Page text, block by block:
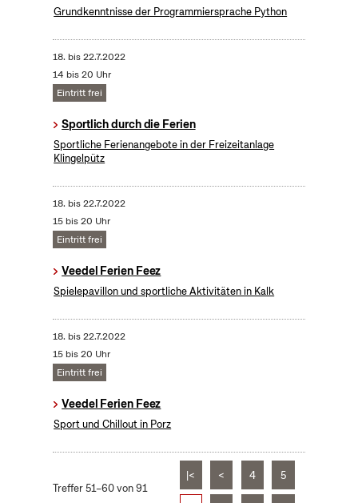
Grundkenntnisse der Programmiersprache Python
18. bis22.7.2022
14 bis 20 Uhr
Eintritt frei
Sportlich durch die Ferien
Sportliche Ferienangebote in der Freizeitanlage
Klingelpütz
18. bis22.7.2022
15 bis 20 Uhr
Eintritt frei
Veedel Ferien Feez
Spielepavillon und sportliche Aktivitäten in Kalk
18. bis22.7.2022
15 bis 20 Uhr
Eintritt frei
Veedel Ferien Feez
Sport und Chillout in Porz
Treffer 51–60 von 91
|< < 4 5